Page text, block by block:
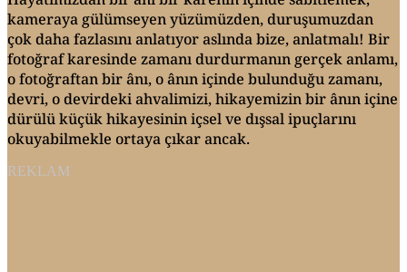
kameraya gülümseyen yüzümüzden, duruşumuzdan
çok daha fazlasını anlatıyor aslında bize, anlatmalı! Bir
fotoğraf karesinde zamanı durdurmanın gerçek anlamı,
o fotoğraftan bir ânı, o ânın içinde bulunduğu zamanı,
devri, o devirdeki ahvalimizi, hikayemizin bir ânın içine
dürülü küçük hikayesinin içsel ve dışsal ipuçlarını
okuyabilmekle ortaya çıkar ancak.
REKLAM